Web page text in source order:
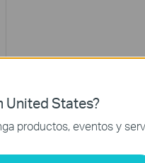
United States?
productos, eventos y